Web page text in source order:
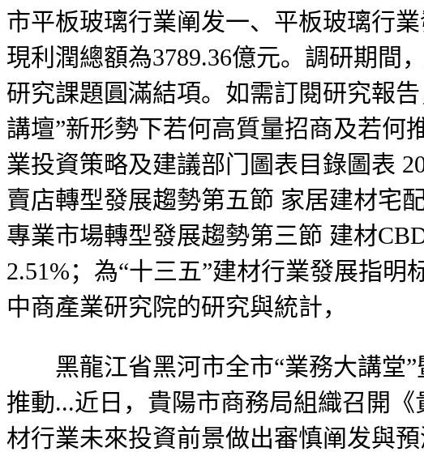
市平板玻璃行業阐发一、平板玻璃行
現利潤總額為3789.36億元。調研期間
研究課題圓滿結項。如需訂閱研究報
講壇”新形勢下若何高質量招商及若何
業投資策略及建議部门圖表目錄圖表
賣店轉型發展趨勢第五節 家居建材宅
專業市場轉型發展趨勢第三節 建材
2.51%；為“十三五”建材行業發展指
中商產業研究院的研究與統計，
黑龍江省黑河市全市“業務大講堂”
推動...近日，貴陽市商務局組織召開
材行業未來投資前景做出審慎阐发與